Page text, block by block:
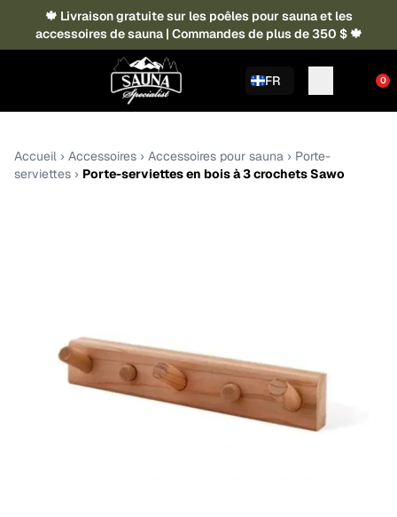
🍁 Livraison gratuite sur les poêles pour sauna et les
accessoires de sauna | Commandes de plus de 350 $ 🍁
FR 0
Accueil › Accessoires › Accessoires pour sauna › Porte-
serviettes › Porte-serviettes en bois à 3 crochets Sawo